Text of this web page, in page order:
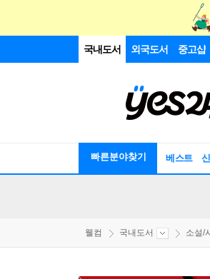
국내도서 외국도서 중고샵
빠른분야찾기 베스트
웰컴 국내도서 소설/